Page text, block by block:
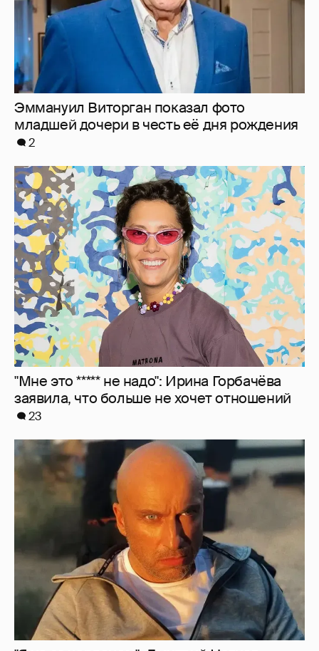
"Мне это ***** не надо": Ирина Горбачёва
заявила, что больше не хочет отношений
23
"Я не за кордоном". Дмитрий Нагиев
ответил на слухи о его эмиграции